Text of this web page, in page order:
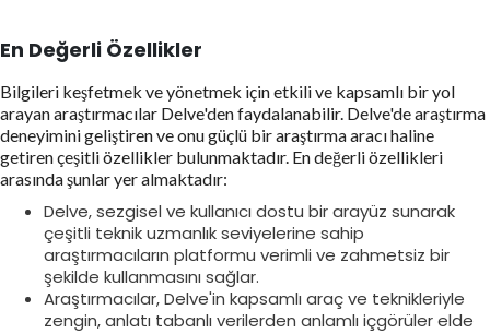
En Değerli Özellikler
Bilgileri keşfetmek ve yönetmek için etkili ve kapsamlı bir yol
arayan araştırmacılar Delve'den faydalanabilir. Delve'de araştırma
deneyimini geliştiren ve onu güçlü bir araştırma aracı haline
getiren çeşitli özellikler bulunmaktadır. En değerli özellikleri
arasında şunlar yer almaktadır:
Delve, sezgisel ve kullanıcı dostu bir arayüz sunarak
çeşitli teknik uzmanlık seviyelerine sahip
araştırmacıların platformu verimli ve zahmetsiz bir
şekilde kullanmasını sağlar.
Araştırmacılar, Delve'in kapsamlı araç ve teknikleriyle
zengin, anlatı tabanlı verilerden anlamlı içgörüler elde